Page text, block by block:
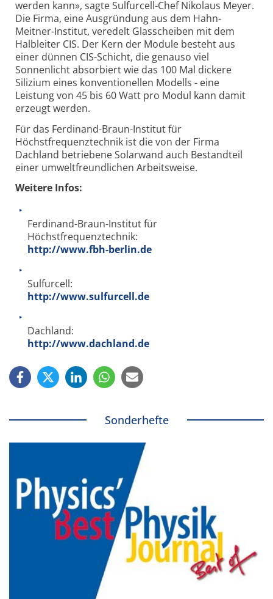
werden kann», sagte Sulfurcell-Chef Nikolaus Meyer.
Die Firma, eine Ausgründung aus dem Hahn-
Meitner-Institut, veredelt Glasscheiben mit dem
Halbleiter CIS. Der Kern der Module besteht aus
einer dünnen CIS-Schicht, die genauso viel
Sonnenlicht absorbiert wie das 100 Mal dickere
Silizium eines konventionellen Modells - eine
Leistung von 45 bis 60 Watt pro Modul kann damit
erzeugt werden.
Für das Ferdinand-Braun-Institut für
Höchstfrequenztechnik ist die von der Firma
Dachland betriebene Solarwand auch Bestandteil
einer umweltfreundlichen Arbeitsweise.
Weitere Infos:
Ferdinand-Braun-Institut für
Höchstfrequenztechnik:
http://www.fbh-berlin.de
Sulfurcell:
http://www.sulfurcell.de
Dachland:
http://www.dachland.de
Sonderhefte